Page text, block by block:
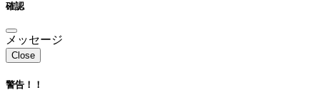
確認
メッセージ
Close
警告！！